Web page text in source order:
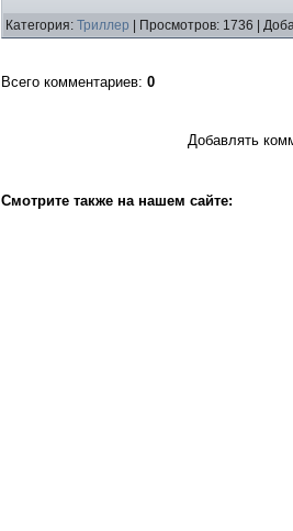
Категория: Триллер | Просмотров: 1736 |
Всего комментариев: 0
Добавлять
Смотрите также на нашем сайте: